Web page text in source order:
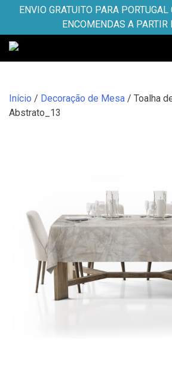
content
ENVIO GRATUITO PARA
ENCOMENDAS A PARTIR
Início / Decoração de Mesa / Toalha
Abstrato_13